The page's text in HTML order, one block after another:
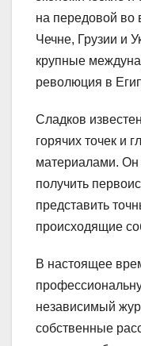
на передовой во
Чечне, Грузии и
крупные
революция в
Сладков
горячих точек и
материалами. Он
получить
представить
происходящие
В настоящее
независимый
собственные